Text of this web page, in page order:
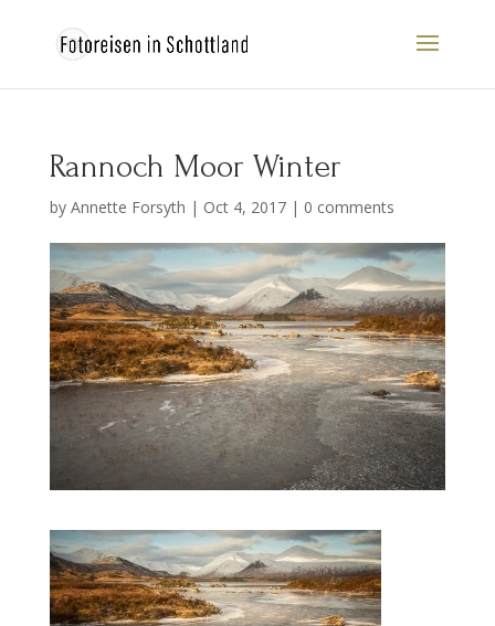
Rannoch Moor Winter
by Annette Forsyth | Oct 4, 2017| 0 comments